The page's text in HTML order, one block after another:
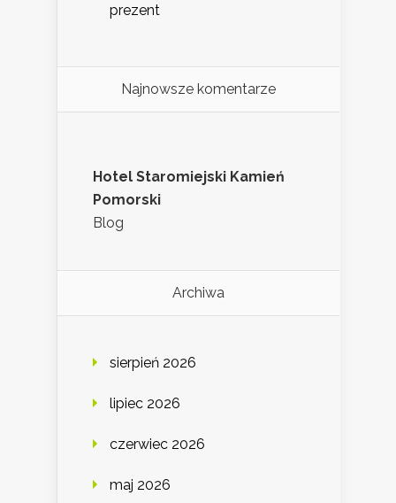
prezent
Najnowsze komentarze
Hotel Staromiejski Kamień
Pomorski
Blog
Archiwa
sierpień 2026
lipiec 2026
czerwiec 2026
maj 2026